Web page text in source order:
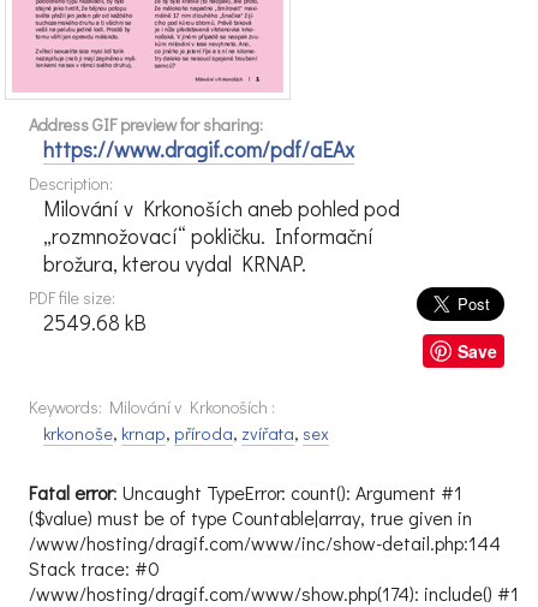
Address GIF preview for sharing:
https://www.dragif.com/pdf/aEAx
Description:
Milování v Krkonoších aneb pohled pod
„rozmnožovací“ pokličku. Informační
brožura, kterou vydal KRNAP.
Save
PDF file size:
2549.68 kB
Keywords: Milování v Krkonoších :
krkonoše, krnap, příroda, zvířata, sex
Fatal error: Uncaught TypeError: count(): Argument #1
($value) must be of type Countable|array, true given in
/www/hosting/dragif.com/www/inc/show-detail.php:144
Stack trace: #0
/www/hosting/dragif.com/www/show.php(174): include() #1